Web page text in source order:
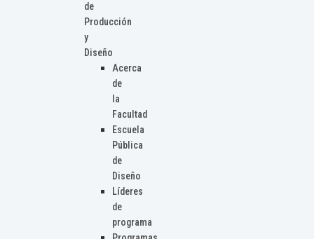
de
Producción
y
Diseño
Acerca
de
la
Facultad
Escuela
Pública
de
Diseño
Líderes
de
programa